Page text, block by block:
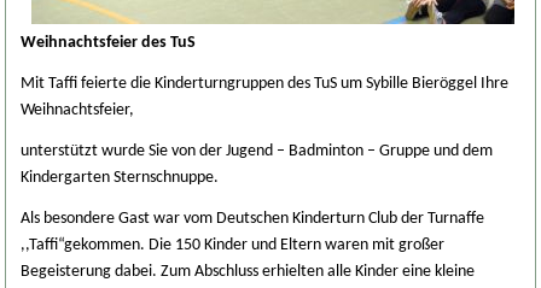
Weihnachtsfeier des TuS
Mit Taffi feierte die Kinderturngruppen des TuS um Sybille Bieröggel Ihre
Weihnachtsfeier,
unterstützt wurde Sie von der Jugend – Badminton – Gruppe und dem
Kindergarten Sternschnuppe.
Als besondere Gast war vom Deutschen Kinderturn Club der Turnaffe
,,Taffi“gekommen. Die 150 Kinder und Eltern waren mit großer
Begeisterung dabei. Zum Abschluss erhielten alle Kinder eine kleine